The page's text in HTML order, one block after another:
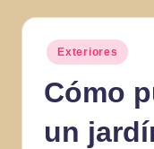
a
Publicado
en
Exteriores
Cómo
un